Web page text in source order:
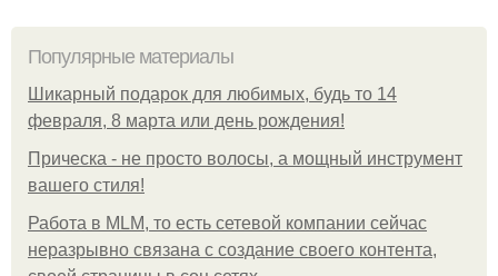
Популярные материалы
Шикарный подарок для любимых, будь то 14
февраля, 8 марта или день рождения!
Прическа - не просто волосы, а мощный инструмент
вашего стиля!
Работа в MLM, то есть сетевой компании сейчас
неразрывно связана с создание своего контента,